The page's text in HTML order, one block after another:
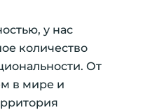
у нас
количество
От
в мире и